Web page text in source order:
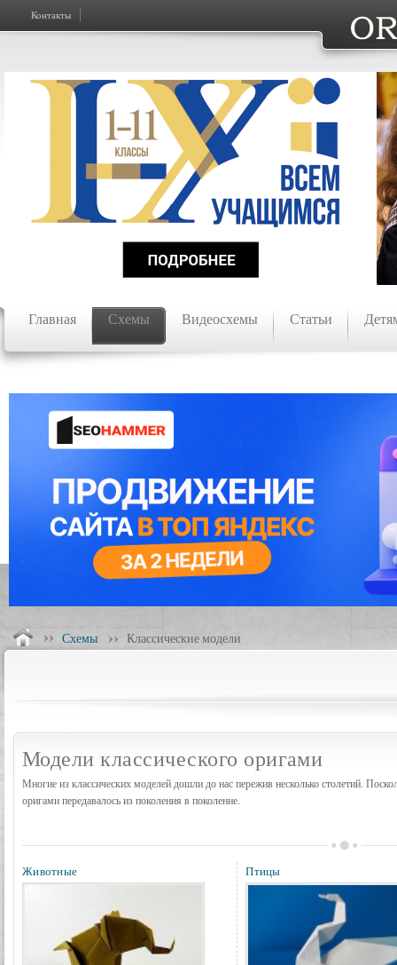
Контакты
Главная Схемы Видеосхемы Статьи
Схемы Классические модели
Модели классического оригами
Многие из классических моделей дошли до нас пережив несколько столетий.
оригами передавалось из поколения в поколение.
Животные Птицы